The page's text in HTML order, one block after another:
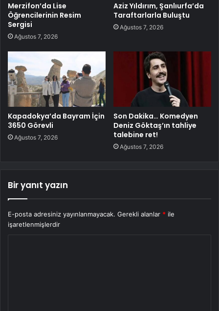
Merzifon’da Lise
Öğrencilerinin Resim
Sergisi
Ağustos 7, 2026
Aziz Yıldırım, Şanlıurfa’da
Taraftarlarla Buluştu
Ağustos 7, 2026
Kapadokya’da Bayram İçin
3650 Görevli
Ağustos 7, 2026
Son Dakika… Komedyen
Deniz Göktaş’ın tahliye
talebine ret!
Ağustos 7, 2026
Bir yanıt yazın
E-posta adresiniz yayınlanmayacak. Gerekli alanlar * ile
işaretlenmişlerdir